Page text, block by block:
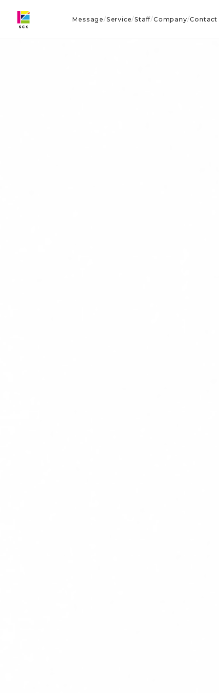
Message/Service/Staff/Company/Contact